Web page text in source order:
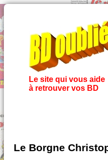
Le site qui vous aide
à retrouver vos BD
Le Borgne